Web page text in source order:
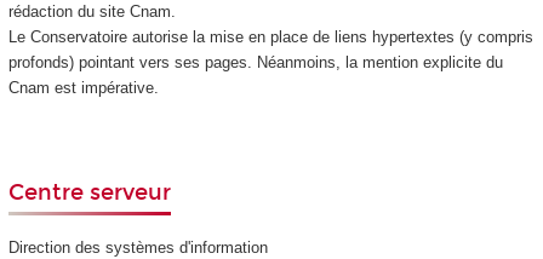
rédaction du site Cnam.
Le Conservatoire autorise la mise en place de liens hypertextes (y compris
profonds) pointant vers ses pages. Néanmoins, la mention explicite du
Cnam est impérative.
Centre serveur
Direction des systèmes d'information